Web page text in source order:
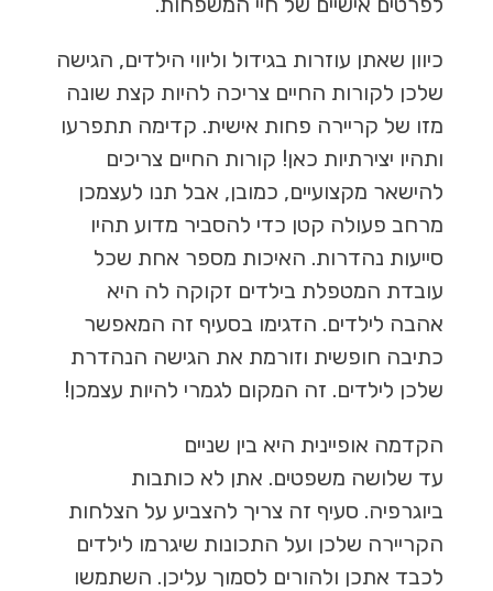
כיוון שאתן עוזרות בגידול וליווי הילדים, הגישה
שלכן לקורות החיים צריכה להיות קצת שונה
מזו של קריירה פחות אישית. קדימה תתפרעו
ותהיו יצירתיות כאן! קורות החיים צריכים
להישאר מקצועיים, כמובן, אבל תנו לעצמכן
מרחב פעולה קטן כדי להסביר מדוע תהיו
סייעות נהדרות. האיכות מספר אחת שכל
עובדת המטפלת בילדים זקוקה לה היא
אהבה לילדים. הדגימו בסעיף זה המאפשר
כתיבה חופשית וזורמת את הגישה הנהדרת
שלכן לילדים. זה המקום לגמרי להיות עצמכן!
הקדמה אופיינית היא בין שניים
עד שלושה משפטים. אתן לא כותבות
ביוגרפיה. סעיף זה צריך להצביע על הצלחות
הקריירה שלכן ועל התכונות שיגרמו לילדים
לכבד אתכן ולהורים לסמוך עליכן. השתמשו